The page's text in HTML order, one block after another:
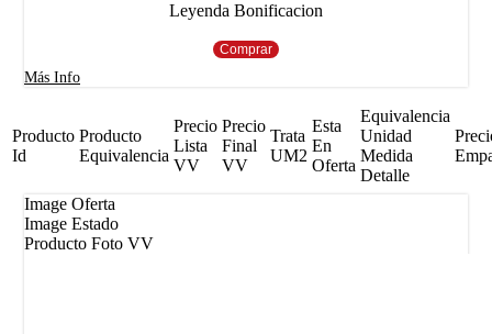
Leyenda Bonificacion
Comprar
Más Info
Producto
Id
Producto
Equivalencia
Precio
Lista
VV
Precio
Final
VV
Trata
UM2
Esta
En
Oferta
Equivalencia
Unidad
Medida
Detalle
Image Oferta
Image Estado
Producto Foto VV